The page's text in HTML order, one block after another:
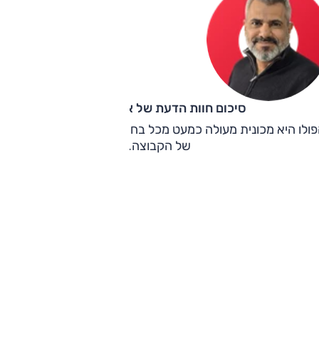
סיכום חוות הדעת של אוהד אלגוב
היא מכונית מעולה כמעט מכל בחינה, ומהווה את אמת
של הקבוצה.